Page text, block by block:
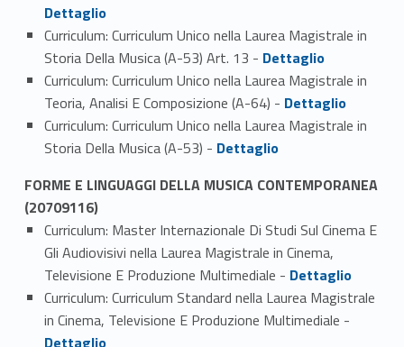
Dettaglio
Curriculum: Curriculum Unico nella Laurea Magistrale in
Storia Della Musica (A-53) Art. 13 - Link identifier #identifier_person_66076-2
Dettaglio
Curriculum: Curriculum Unico nella Laurea Magistrale in
Teoria, Analisi E Composizione (A-64) - Link identifier #identifier_person_82951-3
Dettaglio
Curriculum: Curriculum Unico nella Laurea Magistrale in
Storia Della Musica (A-53) - Link identifier #identifier_person_127507-4
Dettaglio
FORME E LINGUAGGI DELLA MUSICA CONTEMPORANEA
(20709116)
Curriculum: Master Internazionale Di Studi Sul Cinema E
Gli Audiovisivi nella Laurea Magistrale in Cinema,
Televisione E Produzione Multimediale - Link identifier #identifier_person_26988-1
Dettaglio
Curriculum: Curriculum Standard nella Laurea Magistrale
in Cinema, Televisione E Produzione Multimediale -
Dettaglio